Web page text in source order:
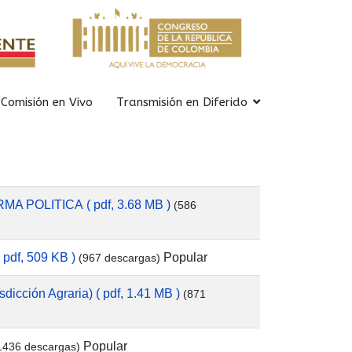
Comisión en Vivo Transmisión en Diferido
POLITICA ( pdf, 3.68 MB ) (586
pdf, 509 KB ) (967 descargas) Popular
Agraria) ( pdf, 1.41 MB ) (871
descargas) Popular